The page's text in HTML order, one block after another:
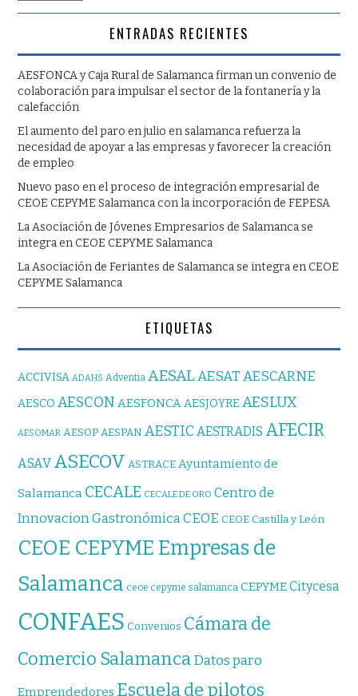
ENTRADAS RECIENTES
AESFONCA y Caja Rural de Salamanca firman un convenio de
colaboración para impulsar el sector de la fontanería y la
calefacción
El aumento del paro en julio en salamanca refuerza la
necesidad de apoyar a las empresas y favorecer la creación
de empleo
Nuevo paso en el proceso de integración empresarial de
CEOE CEPYME Salamanca con la incorporación de FEPESA
La Asociación de Jóvenes Empresarios de Salamanca se
integra en CEOE CEPYME Salamanca
La Asociación de Feriantes de Salamanca se integra en CEOE
CEPYME Salamanca
ETIQUETAS
ACCIVISA ADAHS Adventia AESAL AESATAESCARNE
AESCO AESCON AESFONCA AESJOYRE AESLUX
AESOMAR AESOP AESPAN AESTICAESTRADIS AFECIR
ASAVASECOV ASTRACE Ayuntamiento de
Salamanca CECALE CECALE DE ORO Centro de
Innovacion GastronómicaCEOE CEOE Castilla y León
CEOE CEPYME Empresas de
Salamanca ceoe cepyme salamanca CEPYMECitycesa
CONFAES Convenios Cámara de
Comercio SalamancaDatos paro
Emprendedores Escuela de pilotos